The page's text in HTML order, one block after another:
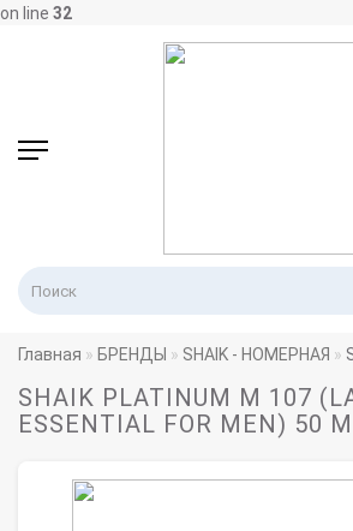
on line 32
Главная БРЕНДЫ SHAIK - НОМЕРНАЯ
SHAIK PLATINUM M 107
ESSENTIAL FOR MEN) 50